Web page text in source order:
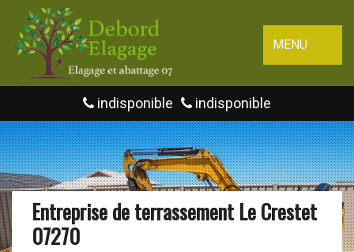
MENU
indisponible indisponible
Entreprise de terrassement Le Crestet
07270